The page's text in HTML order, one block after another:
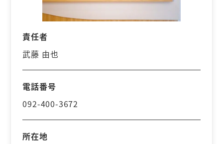
責任者
武藤 由也
電話番号
092-400-3672
所在地